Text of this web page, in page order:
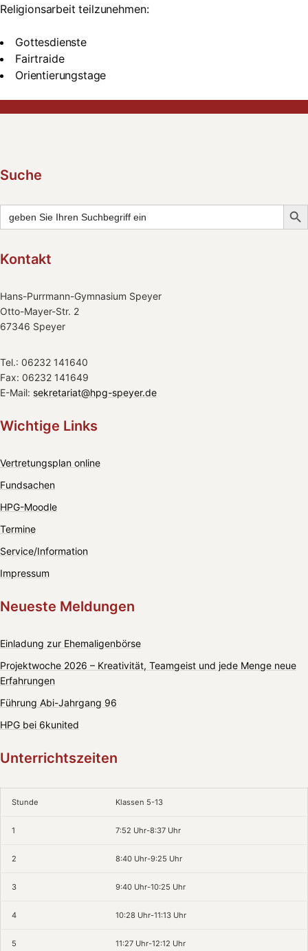
Religionsarbeit teilzunehmen:
Gottesdienste
Fairtraide
Orientierungstage
Suche
Search
for:
Kontakt
Hans-Purrmann-Gymnasium Speyer
Otto-Mayer-Str. 2
67346 Speyer
Tel.: 06232 141640
Fax: 06232 141649
E-Mail: sekretariat@hpg-speyer.de
Wichtige Links
Vertretungsplan online
Fundsachen
HPG-Moodle
Termine
Service/Information
Impressum
Neueste Meldungen
Einladung zur Ehemaligenbörse
Projektwoche 2026 – Kreativität, Teamgeist und jede Menge neue
Erfahrungen
Führung Abi-Jahrgang 96
HPG bei 6kunited
Unterrichtszeiten
Stunde Klassen 5-13
1 7:52 Uhr-8:37 Uhr
2 8:40 Uhr-9:25 Uhr
3 9:40 Uhr-10:25 Uhr
4 10:28 Uhr-11:13 Uhr
5 11:27 Uhr-12:12 Uhr